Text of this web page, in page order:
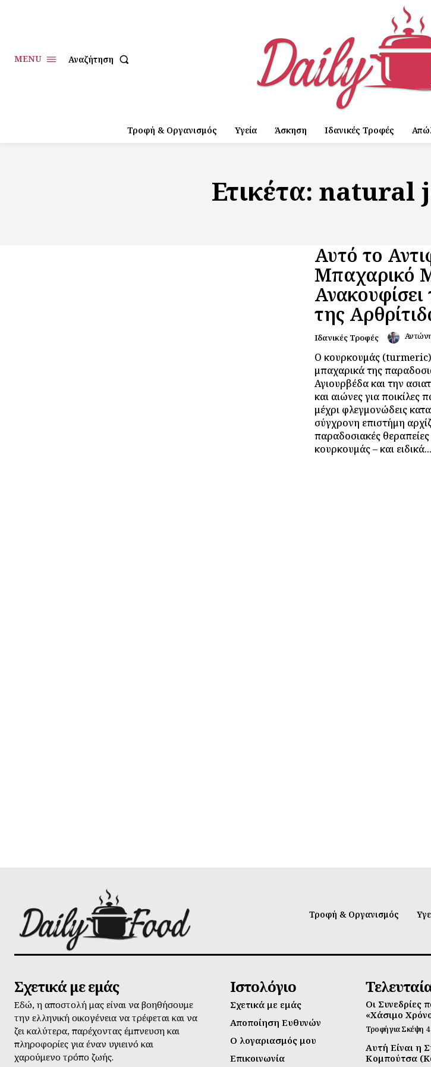
MENU Αναζήτηση
Τροφή & Οργανισμός Υγεία Άσκηση Ιδανικές Τροφές
Ετικέτα: natural
Αυτό το
Μπαχαρικό
της
Ιδανικές Τροφές
Ο κουρκουμάς (turmeric)
μπαχαρικά της
Αγιουρβέδα και την
και αιώνες για
μέχρι φλεγμονώδεις
σύγχρονη επιστήμη
παραδοσιακές
κουρκουμάς – και ειδικά...
Τροφή & Οργανισμός
Σχετικά με εμάς
Εδώ, η αποστολή μας είναι να βοηθήσουμε
την ελληνική οικογένεια να τρέφεται και να
ζει καλύτερα, παρέχοντας έμπνευση και
πληροφορίες για έναν υγιεινό και
χαρούμενο τρόπο ζωής.
Ιστολόγιο
Σχετικά με εμάς
Αποποίηση Ευθυνών
Ο λογαριασμός μου
Επικοινωνία
Οι Συνεδρίες
«Χάσιμο
Τροφή για Σκέψη
Αυτή Είναι η
Κομπούτσα